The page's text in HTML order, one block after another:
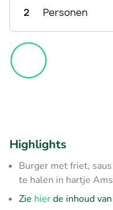
2 Personen
Highlights
Burger met friet,
te halen in hartje
Zie hierde inhoud